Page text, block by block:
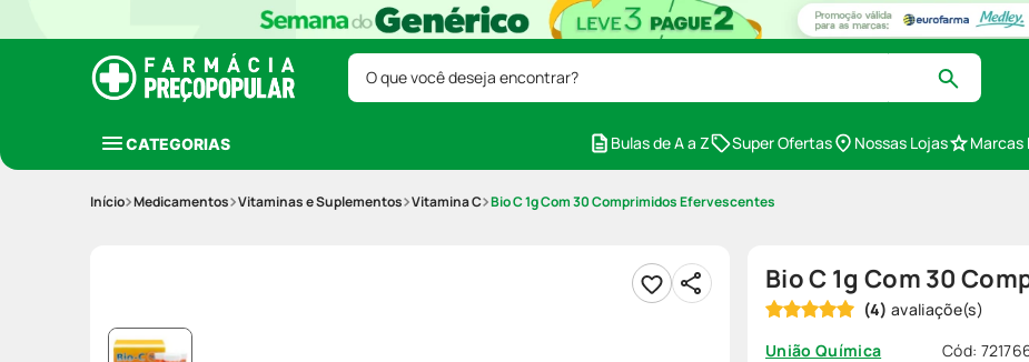
O que você deseja encontrar?
CATEGORIAS Bulas de A a Z Super Ofertas Nossas Lojas Marcas
Medicamentos Vitaminas e Suplementos Vitamina C Bio C 1g Com 30 Comprimidos Efervescentes
Bio C 1g Com 30
(4)
União Química
Cód: